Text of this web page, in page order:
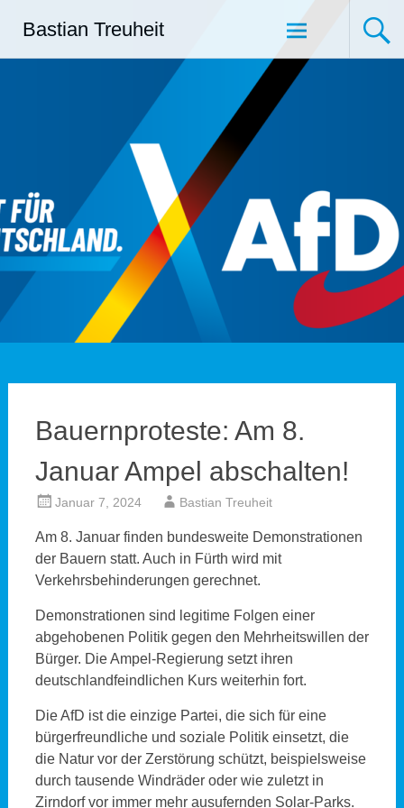
InhaltBastian Treuheit
Bauernproteste: Am 8.
Januar Ampel abschalten!
Januar 7, 2024 Bastian Treuheit
Am 8. Januar finden bundesweite Demonstrationen
der Bauern statt. Auch in Fürth wird mit
Verkehrsbehinderungen gerechnet.
Demonstrationen sind legitime Folgen einer
abgehobenen Politik gegen den Mehrheitswillen der
Bürger. Die Ampel-Regierung setzt ihren
deutschlandfeindlichen Kurs weiterhin fort.
Die AfD ist die einzige Partei, die sich für eine
bürgerfreundliche und soziale Politik einsetzt, die
die Natur vor der Zerstörung schützt, beispielsweise
durch tausende Windräder oder wie zuletzt in
Zirndorf vor immer mehr ausufernden Solar-Parks.